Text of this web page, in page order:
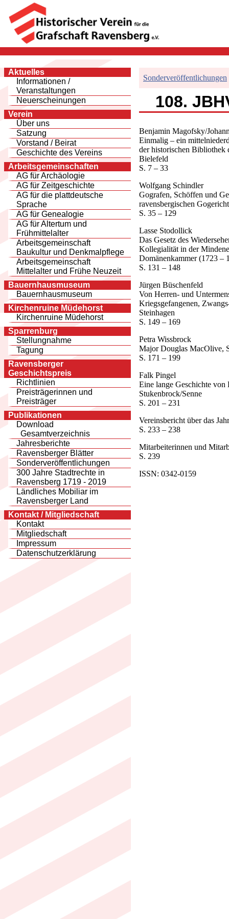
Aktuelles
Informationen /
Veranstaltungen
Neuerscheinungen
Verein
Über uns
Satzung
Vorstand / Beirat
Geschichte des Vereins
Arbeitsgemeinschaften
AG für Archäologie
AG für Zeitgeschichte
AG für die plattdeutsche
Sprache
AG für Genealogie
AG für Altertum und
Frühmittelalter
Arbeitsgemeinschaft
Baukultur und Denkmalpflege
Arbeitsgemeinschaft
Mittelalter und Frühe Neuzeit
Bauernhausmuseum
Bauernhausmuseum
Kirchenruine Müdehorst
Kirchenruine Müdehorst
Sparrenburg
Stellungnahme
Tagung
Ravensberger
Geschichtspreis
Richtlinien
Preisträgerinnen und
Preisträger
Publikationen
Download
Gesamtverzeichnis
Jahresberichte
Ravensberger Blätter
Sonderveröffentlichungen
300 Jahre Stadtrechte in
Ravensberg 1719 - 2019
Ländliches Mobiliar im
Ravensberger Land
Kontakt / Mitgliedschaft
Kontakt
Mitgliedschaft
Impressum
Datenschutzerklärung
Sonderveröffentlichungen
108.
Benjamin Magofsky/
Einmalig – ein
der historischen Bibliothek
Bielefeld
S. 7 – 33
Wolfgang Schindler
Gografen, Schöffen und
ravensbergischen
S. 35 – 129
Lasse Stodollick
Das Gesetz des
Kollegialität in der
Domänenkammer (1723 –
S. 131 – 148
Jürgen Büschenfeld
Von Herren- und
Kriegsgefangenen,
Steinhagen
S. 149 – 169
Petra Wissbrock
Major Douglas MacOlive,
S. 171 – 199
Falk Pingel
Eine lange Geschichte von
Stukenbrock/Senne
S. 201 – 231
Vereinsbericht über das
S. 233 – 238
Mitarbeiterinnen und
S. 239
ISSN: 0342-0159